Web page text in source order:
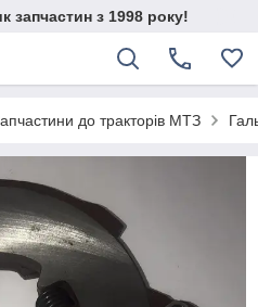
запчастин з 1998 року!
до тракторів МТЗ